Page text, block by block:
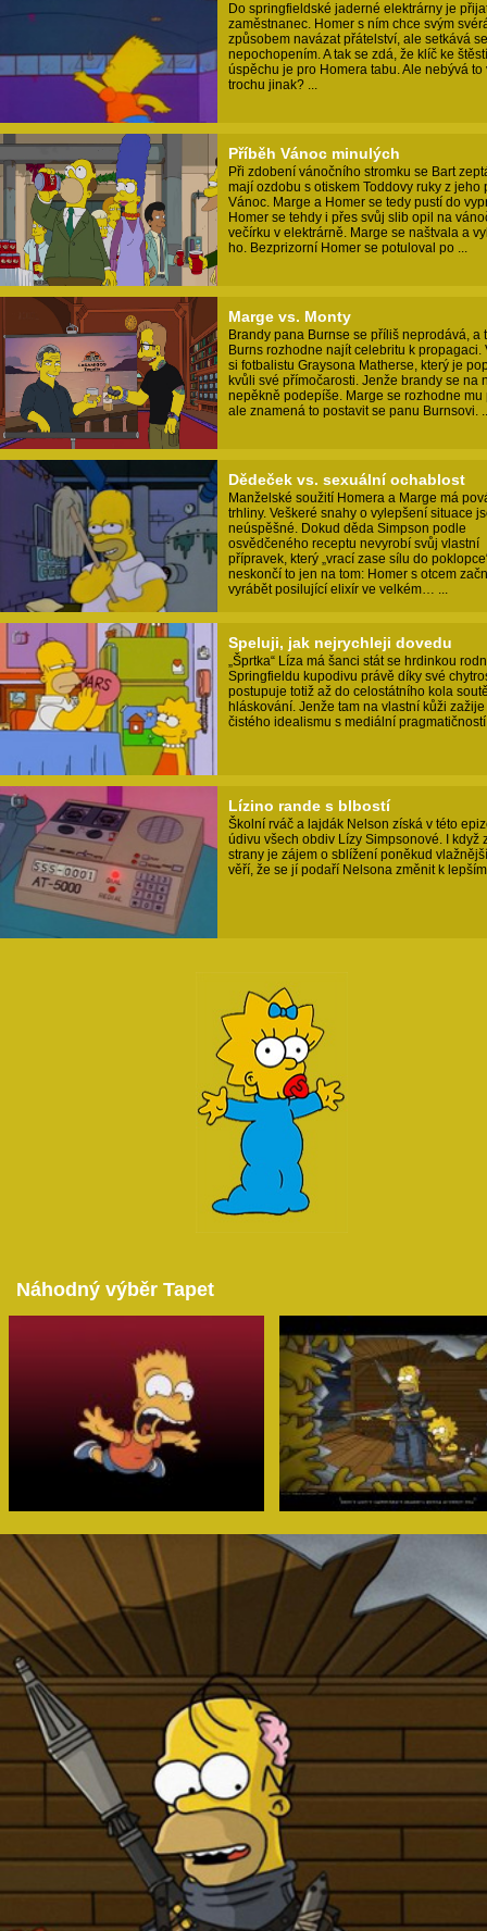
Do springfieldské jaderné elektrárny je
zaměstnanec. Homer s ním chce svým
způsobem navázat přátelství, ale setkává
nepochopením. A tak se zdá, že klíč ke
úspěchu je pro Homera tabu. Ale nebývá to
trochu jinak? ...
Příběh Vánoc minulých
Při zdobení vánočního stromku se Bart
mají ozdobu s otiskem Toddovy ruky z jeho
Vánoc. Marge a Homer se tedy pustí do
Homer se tehdy i přes svůj slib opil na
večírku v elektrárně. Marge se naštvala a
ho. Bezprizorní Homer se potuloval po ...
Marge vs. Monty
Brandy pana Burnse se příliš neprodává, a
Burns rozhodne najít celebritu k propagaci.
si fotbalistu Graysona Matherse, který je
kvůli své přímočarosti. Jenže brandy se na
nepěkně podepíše. Marge se rozhodne mu
ale znamená to postavit se panu Burnsovi.
Dědeček vs. sexuální ochablost
Manželské soužití Homera a Marge má
trhliny. Veškeré snahy o vylepšení situace
neúspěšné. Dokud děda Simpson podle
osvědčeného receptu nevyrobí svůj vlastní
přípravek, který „vrací zase sílu do
neskončí to jen na tom: Homer s otcem
vyrábět posilující elixír ve velkém… ...
Speluji, jak nejrychleji dovedu
„Šprtka“ Líza má šanci stát se hrdinkou
Springfieldu kupodivu právě díky své
postupuje totiž až do celostátního kola
hláskování. Jenže tam na vlastní kůži
čistého idealismu s mediální
Lízino rande s blbostí
Školní rváč a lajdák Nelson získá v této
údivu všech obdiv Lízy Simpsonové. I když
strany je zájem o sblížení poněkud
věří, že se jí podaří Nelsona změnit k
Náhodný výběr Tapet